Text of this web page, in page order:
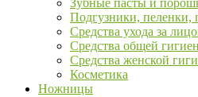
Зубные пасты и
Подгузники, пеленки,
Средства ухода за
Средства общей
Средства женской
Косметика
Ножницы